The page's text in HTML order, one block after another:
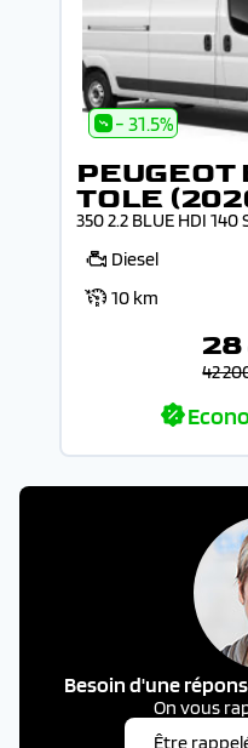
- 31.5%
PEUGEOT
TOLE
350 2.2 BLUE HDI 140
Diesel
10 km
42
Besoin d'une
On vous
Être